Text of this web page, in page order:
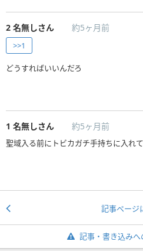
2 名無しさん 約5ヶ月前
>>1
どうすればいいんだろ
1 名無しさん 約5ヶ月前
聖域入る前にトビカガチ手持ちに入れ
記事ページ
記事・書き込み